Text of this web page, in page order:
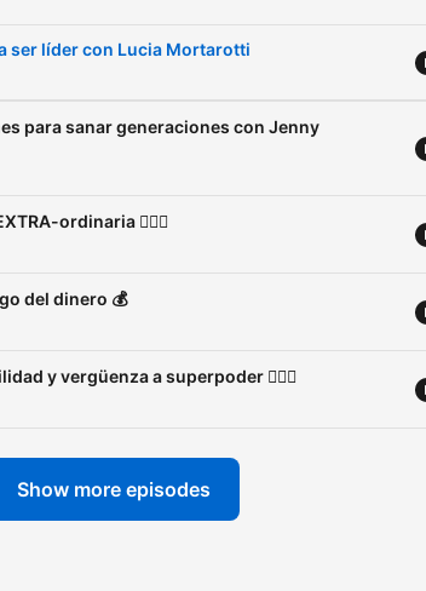
ser líder con Lucia Mortarotti
para sanar generaciones con Jenny
ordinaria ❤️‍🔥🚀
del dinero 💰
y vergüenza a superpoder 🦹🏻‍♀️
Show more episodes